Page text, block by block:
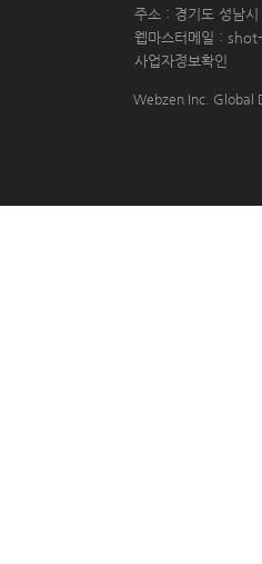
주소 : 경기도 성남
웹마스터메일 :
사업자정보확인
Webzen Inc. Global